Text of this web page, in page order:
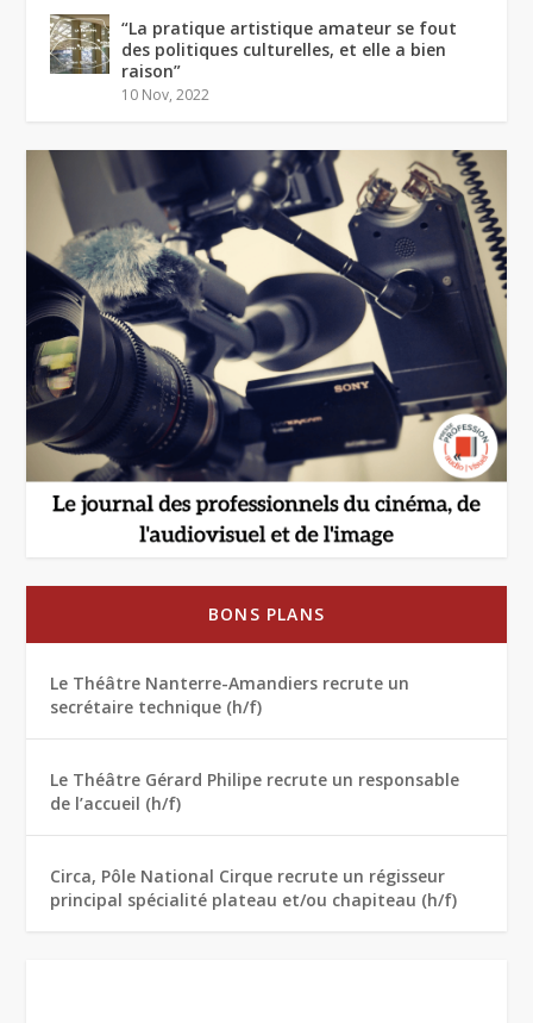
“La pratique artistique amateur se fout
des politiques culturelles, et elle a bien
raison”
10 Nov, 2022
BONS PLANS
Le Théâtre Nanterre-Amandiers recrute un
secrétaire technique (h/f)
Le Théâtre Gérard Philipe recrute un responsable
de l’accueil (h/f)
Circa, Pôle National Cirque recrute un régisseur
principal spécialité plateau et/ou chapiteau (h/f)